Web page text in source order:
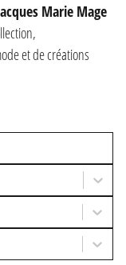
Marie Mage
et de créations